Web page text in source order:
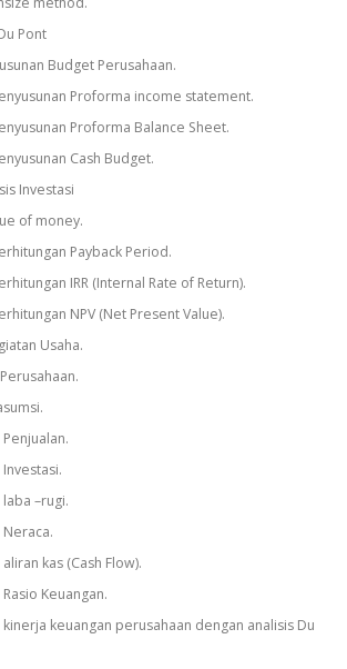
Pont
Budget Perusahaan.
Proforma income statement.
Proforma Balance Sheet.
Cash Budget.
Investasi
of money.
Payback Period.
IRR (Internal Rate of Return).
NPV (Net Present Value).
Usaha.
Investasi.
–rugi.
kas (Cash Flow).
Keuangan.
kinerja keuangan perusahaan dengan analisis Du